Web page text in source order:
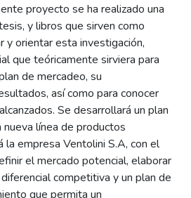
proyecto se ha realizado una
y libros que sirven como
y orientar esta investigación,
que teóricamente sirviera para
de mercadeo, su
así como para conocer
Se desarrollará un plan
línea de productos
la empresa Ventolini S.A, con el
el mercado potencial, elaborar
competitiva y un plan de
que permita un